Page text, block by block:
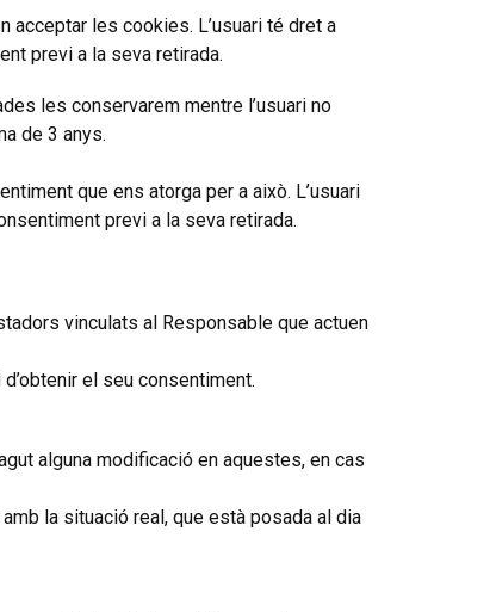
acceptar les cookies. L’usuari té dret a
previ a la seva retirada.
les conservarem mentre l’usuari no
de 3 anys.
que ens atorga per a això. L’usuari
previ a la seva retirada.
vinculats al Responsable que actuen
el seu consentiment.
alguna modificació en aquestes, en cas
la situació real, que està posada al dia